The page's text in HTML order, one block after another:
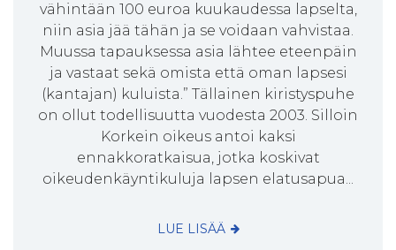
vähintään 100 euroa kuukaudessa lapselta,
niin asia jää tähän ja se voidaan vahvistaa.
Muussa tapauksessa asia lähtee eteenpäin
ja vastaat sekä omista että oman lapsesi
(kantajan) kuluista.” Tällainen kiristyspuhe
on ollut todellisuutta vuodesta 2003. Silloin
Korkein oikeus antoi kaksi
ennakkoratkaisua, jotka koskivat
oikeudenkäyntikuluja lapsen elatusapua...
LUE LISÄÄ